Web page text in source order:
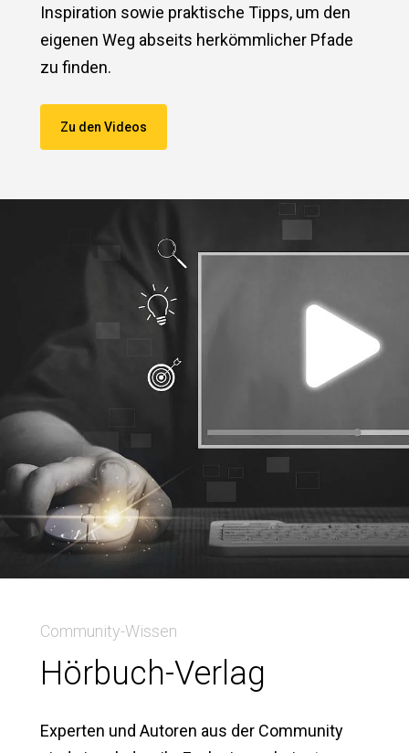
Inspiration sowie praktische Tipps, um den
eigenen Weg abseits herkömmlicher Pfade
zu finden.
Zu den Videos
Community-Wissen
Hörbuch-Verlag
Experten und Autoren aus der Community